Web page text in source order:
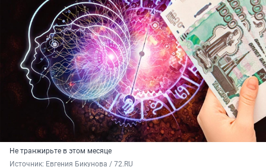
Не транжирьте в этом месяце
Источник: Евгения Бикунова / 72.RU